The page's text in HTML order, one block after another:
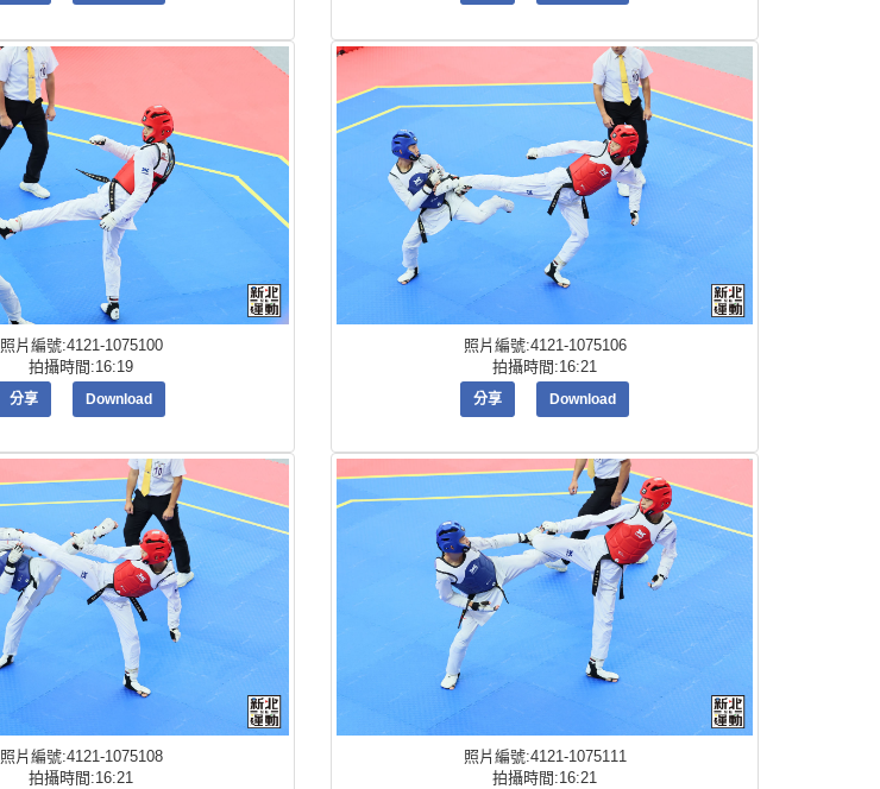
照片編號:4121-1075100
拍攝時間:16:19
分享 Download
照片編號:4121-1075106
拍攝時間:16:21
分享 Download
照片編號:4121-1075108
拍攝時間:16:21
照片編號:4121-1075111
拍攝時間:16:21